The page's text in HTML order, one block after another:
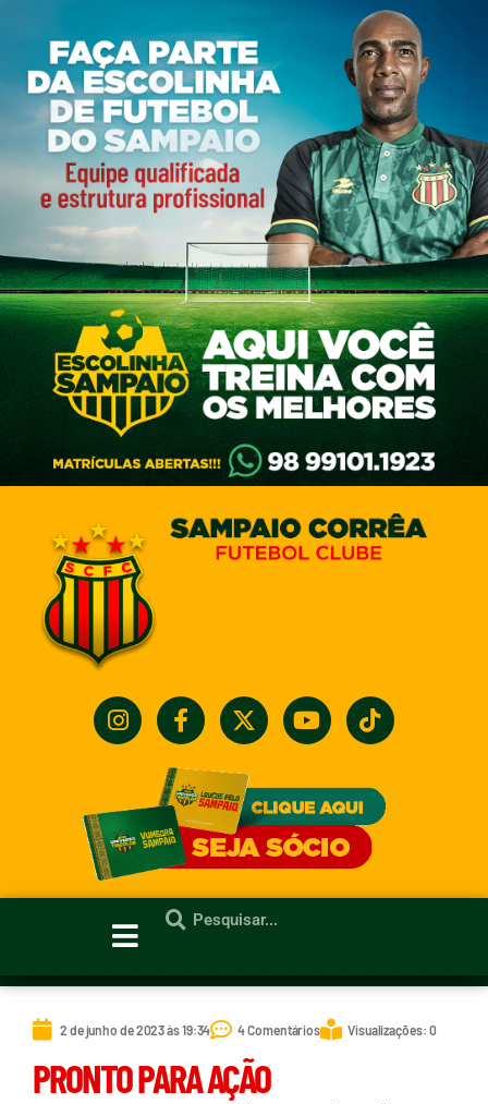
2 de junho de 2023 às 19:34 4 Comentários Visualizações: 0
PRONTO PARA AÇÃO